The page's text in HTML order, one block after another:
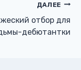
ДАЛЕЕ
отбор для
дебютантки